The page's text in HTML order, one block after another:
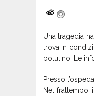
Una tragedia
trova in
botulino. Le
Presso
Nel frattempo,